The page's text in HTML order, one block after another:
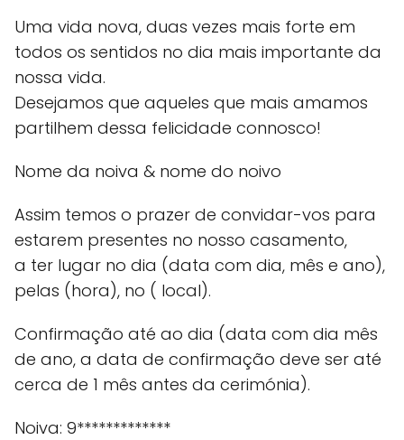
Uma vida nova, duas vezes mais forte em
todos os sentidos no dia mais importante da
nossa vida.
Desejamos que aqueles que mais amamos
partilhem dessa felicidade connosco!
Nome da noiva & nome do noivo
Assim temos o prazer de convidar-vos para
estarem presentes no nosso casamento,
a ter lugar no dia (data com dia, mês e ano),
pelas (hora), no ( local).
Confirmação até ao dia (data com dia mês
de ano, a data de confirmação deve ser até
cerca de 1 mês antes da cerimónia).
Noiva: 9*************